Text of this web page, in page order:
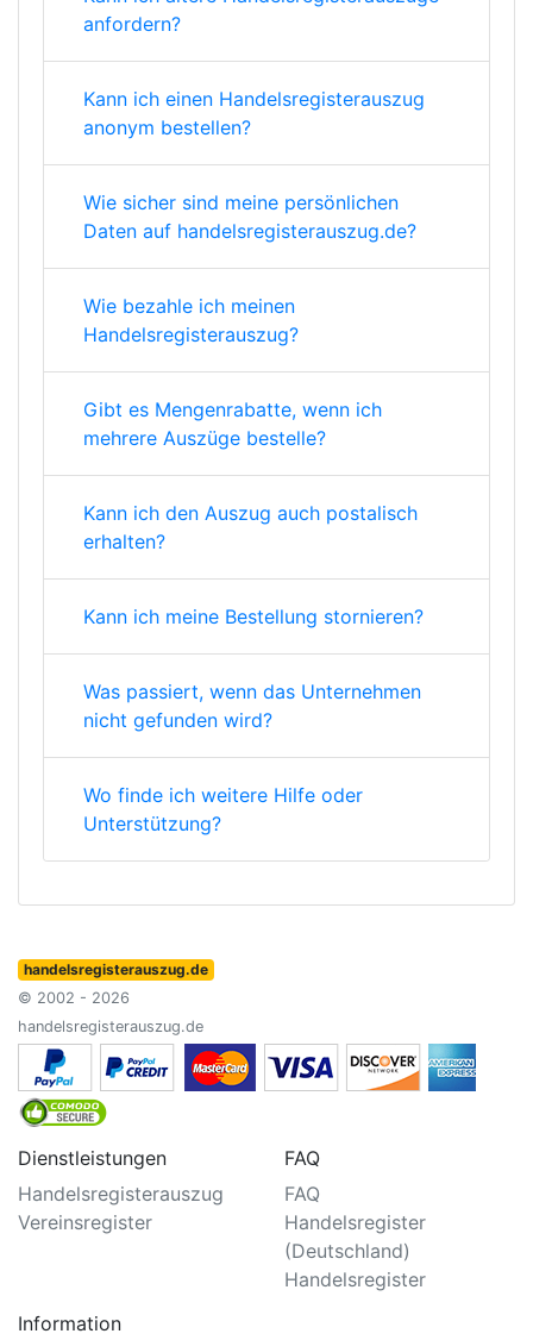
anfordern?
Kann ich einen Handelsregisterauszug
anonym bestellen?
Wie sicher sind meine persönlichen
Daten auf handelsregisterauszug.de?
Wie bezahle ich meinen
Handelsregisterauszug?
Gibt es Mengenrabatte, wenn ich
mehrere Auszüge bestelle?
Kann ich den Auszug auch postalisch
erhalten?
Kann ich meine Bestellung stornieren?
Was passiert, wenn das Unternehmen
nicht gefunden wird?
Wo finde ich weitere Hilfe oder
Unterstützung?
handelsregisterauszug.de
© 2002 - 2026
handelsregisterauszug.de
Dienstleistungen
Handelsregisterauszug
Vereinsregister
FAQ
FAQ
Handelsregister
(Deutschland)
Handelsregister
Information